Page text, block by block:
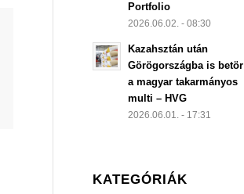
Portfolio
2026.06.02. - 08:30
Kazahsztán után
Görögországba is betör
a magyar takarmányos
multi – HVG
2026.06.01. - 17:31
KATEGÓRIÁK